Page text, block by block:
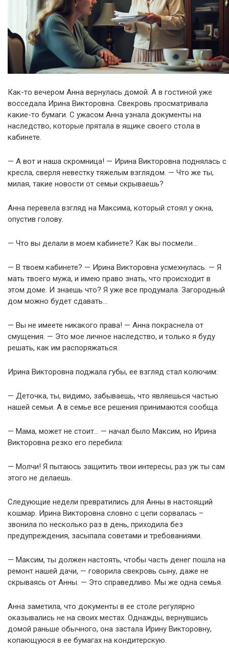
Как-то вечером Анна вернулась домой. А в гостиной уже
восседала Ирина Викторовна. Свекровь просматривала
какие-то бумаги. С ужасом Анна узнала документы на
наследство, которые прятала в ящике своего стола в
кабинете.
— А вот и наша скромница! — Ирина Викторовна поднялась с
кресла, сверля невестку тяжелым взглядом. — Что же ты,
милая, такие новости от семьи скрываешь?
Анна перевела взгляд на Максима, который стоял у окна,
опустив голову.
— Что вы делали в моем кабинете? Как вы посмели…
— В твоем кабинете? — Ирина Викторовна усмехнулась. — Я
мать твоего мужа, и имею право знать, что происходит в
этом доме. И знаешь что? Я уже все продумала. Загородный
дом можно будет сдавать…
— Вы не имеете никакого права! — Анна покраснела от
смущения. — Это мое личное наследство, и только я буду
решать, как им распоряжаться.
Ирина Викторовна поджала губы, ее взгляд стал колючим:
— Деточка, ты, видимо, забываешь, что являешься частью
нашей семьи. А в семье все решения принимаются сообща.
— Мама, может не стоит… — начал было Максим, но Ирина
Викторовна резко его перебила:
— Молчи! Я пытаюсь защитить твои интересы, раз уж ты сам
этого не делаешь.
Следующие недели превратились для Анны в настоящий
кошмар. Ирина Викторовна словно с цепи сорвалась –
звонила по несколько раз в день, приходила без
предупреждения, засыпала советами и требованиями.
— Максим, ты должен настоять, чтобы часть денег пошла на
ремонт нашей дачи, — говорила свекровь сыну, даже не
скрываясь от Анны. — Это справедливо. Мы же одна семья.
Анна заметила, что документы в ее столе регулярно
оказывались не на своих местах. Однажды, вернувшись
домой раньше обычного, она застала Ирину Викторовну,
копающуюся в ее бумагах на кондитерскую.